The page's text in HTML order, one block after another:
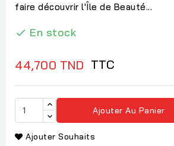
faire découvrir l'Île de Beauté...
 En stock
44,700 TND TTC
Ajouter Au Panier
Ajouter Souhaits